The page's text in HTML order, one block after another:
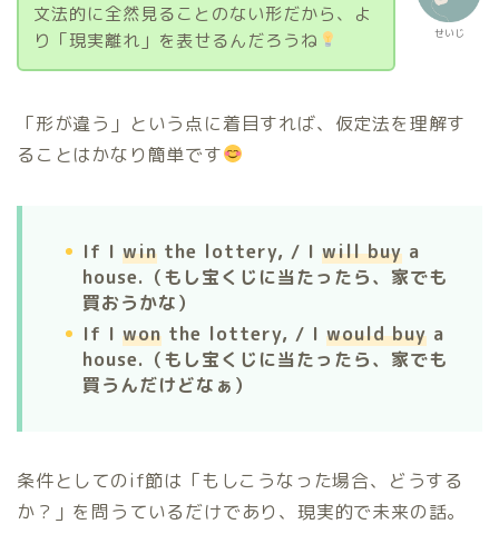
せいじ
文法的に全然見ることのない形だから、よ
り「現実離れ」を表せるんだろうね
「形が違う」という点に着目すれば、仮定法を理解す
ることはかなり簡単です
If I win the lottery, / I will buy a
house.（もし宝くじに当たったら、家でも
買おうかな）
If I won the lottery, / I would buy a
house.（もし宝くじに当たったら、家でも
買うんだけどなぁ）
条件としてのif節は「もしこうなった場合、どうする
か？」を問うているだけであり、現実的で未来の話。